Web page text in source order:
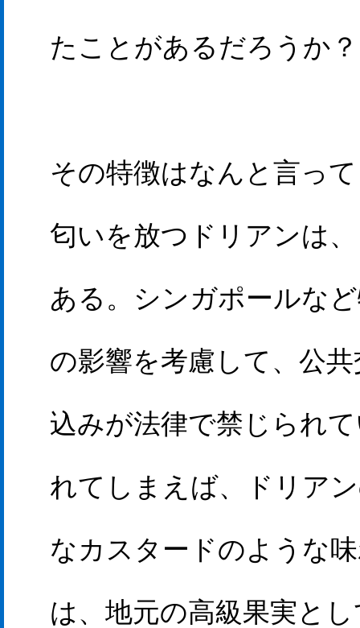
たことがあるだろうか？
その特徴はなんと言っ
匂いを放つドリアンは
ある。シンガポールな
の影響を考慮して、公
込みが法律で禁じられ
れてしまえば、ドリア
なカスタードのような
は、地元の高級果実と